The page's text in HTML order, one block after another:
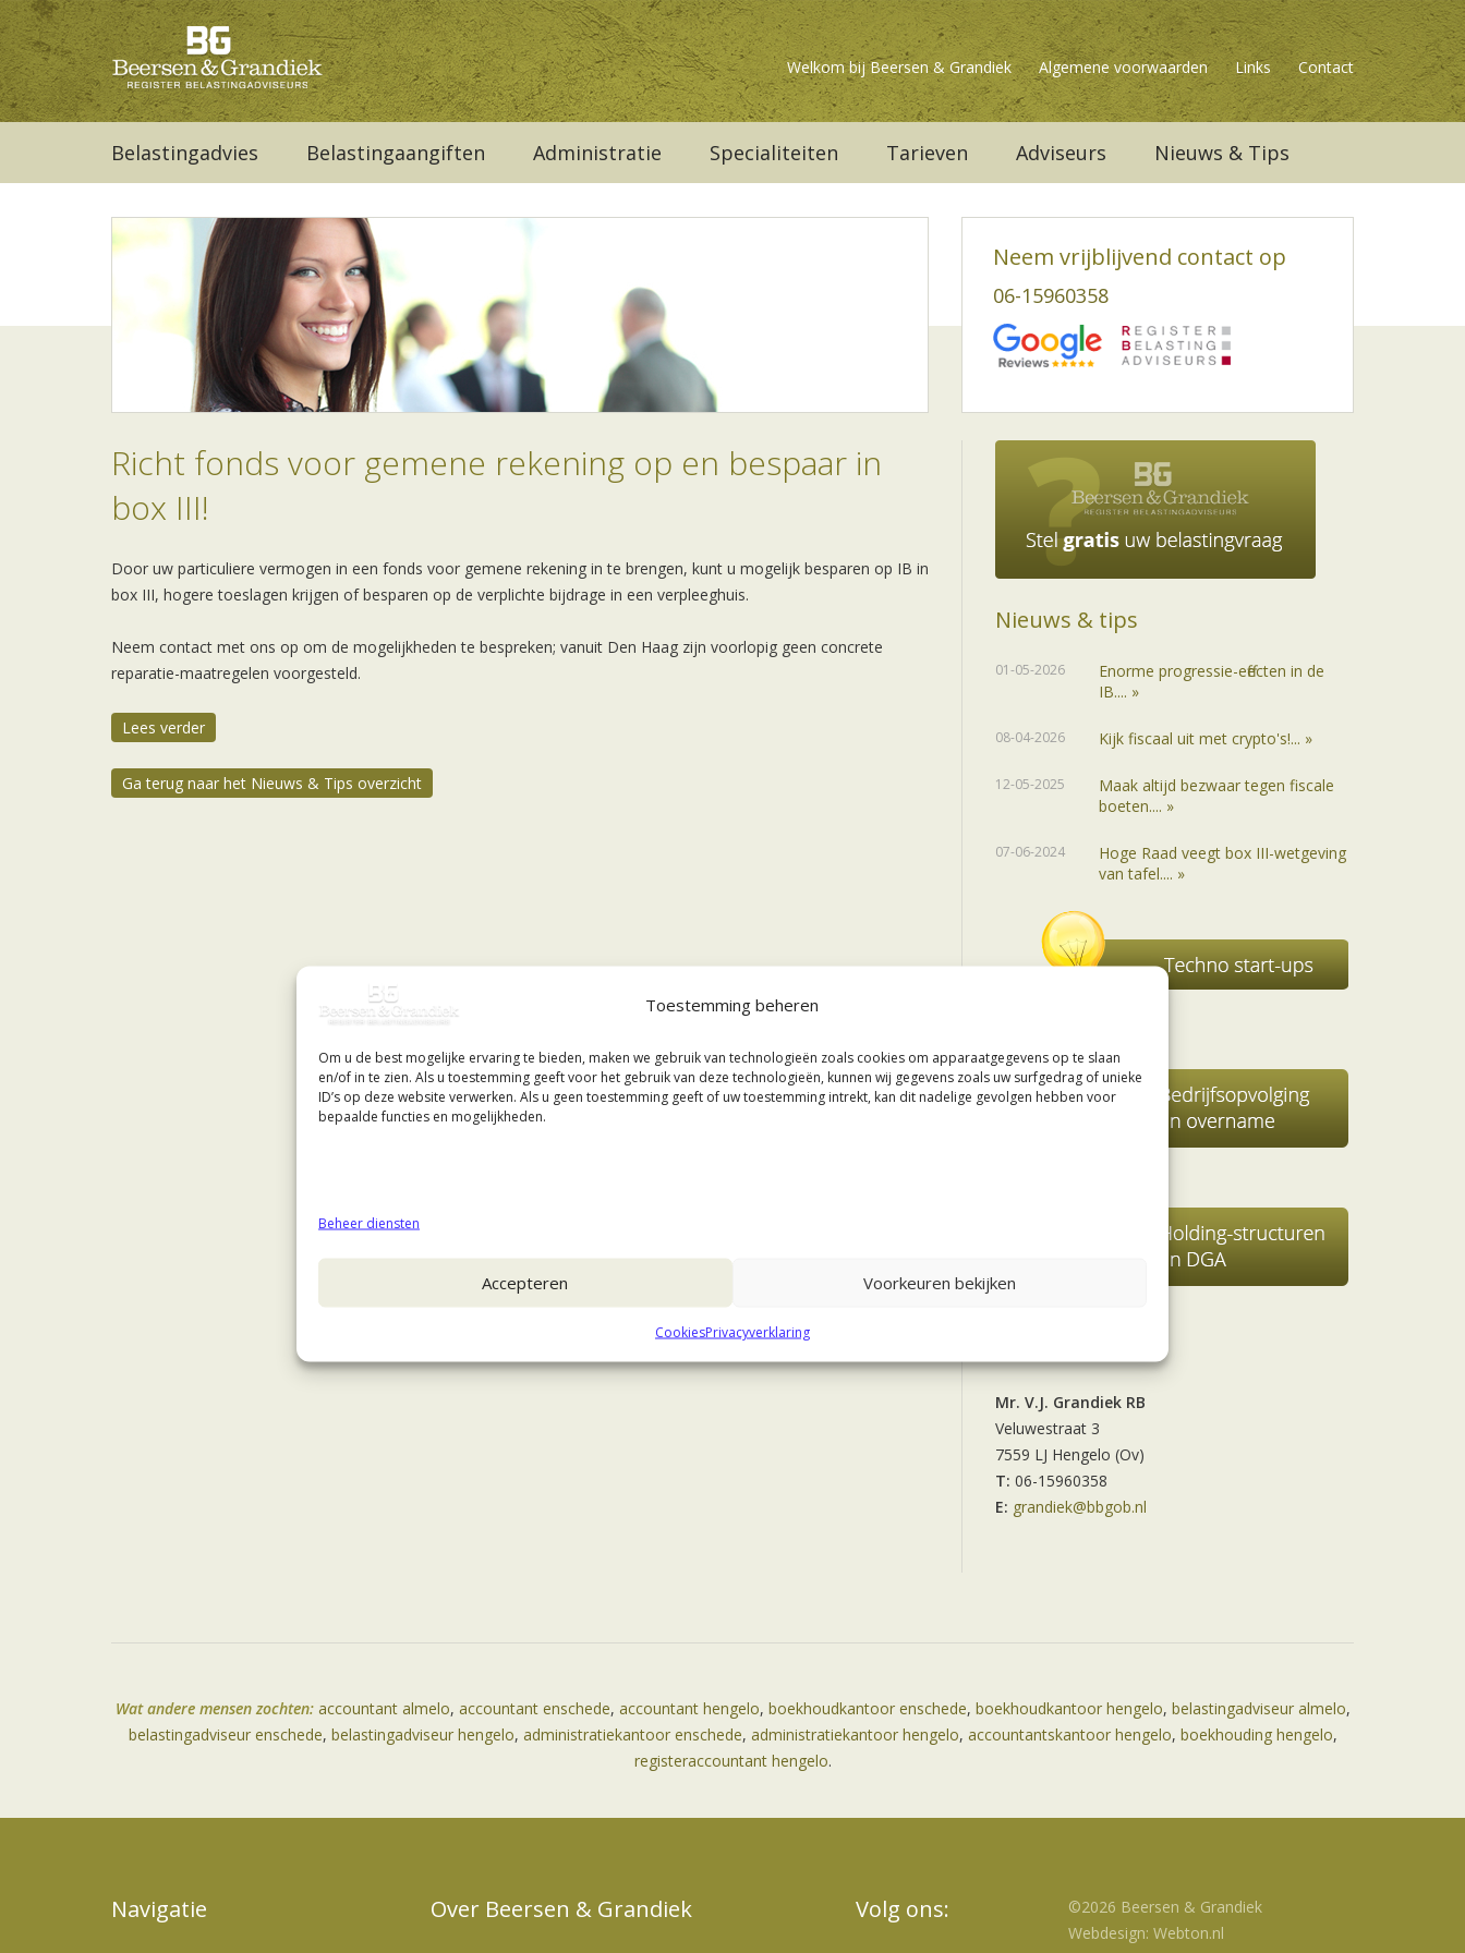
Toestemming beheren
Om u de best mogelijke ervaring te bieden, maken we gebruik van technologieën zoals cookies om apparaatgegevens op te slaan
en/of in te zien. Als u toestemming geeft voor het gebruik van deze technologieën, kunnen wij gegevens zoals uw surfgedrag of unieke
ID’s op deze website verwerken. Als u geen toestemming geeft of uw toestemming intrekt, kan dit nadelige gevolgen hebben voor
bepaalde functies en mogelijkheden.
Beheer diensten
Accepteren Voorkeuren bekijken
CookiesPrivacyverklaring
Welkom bij Beersen & Grandiek Algemene voorwaarden Links Contact
Belastingadvies Belastingaangiften Administratie Specialiteiten Tarieven Adviseurs Nieuws & Tips
Neem vrijblijvend contact op
06-15960358
Richt fonds voor gemene rekening op en bespaar in
box III!
Door uw particuliere vermogen in een fonds voor gemene rekening in te brengen, kunt u mogelijk besparen op IB in
box III, hogere toeslagen krijgen of besparen op de verplichte bijdrage in een verpleeghuis.
Neem contact met ons op om de mogelijkheden te bespreken; vanuit Den Haag zijn voorlopig geen concrete
reparatie-maatregelen voorgesteld.
Lees verder
Ga terug naar het Nieuws & Tips overzicht
Nieuws & tips
01-05-2026
Enorme progressie-effecten in de
IB.... »
08-04-2026 Kijk fiscaal uit met crypto's!... »
12-05-2025
Maak altijd bezwaar tegen fiscale
boeten.... »
07-06-2024
Hoge Raad veegt box III-wetgeving
van tafel.... »
Mr. V.J. Grandiek RB
Veluwestraat 3
7559 LJ Hengelo (Ov)
T: 06-15960358
E: grandiek@bbgob.nl
Wat andere mensen zochten: accountant almelo, accountant enschede, accountant hengelo, boekhoudkantoor enschede, boekhoudkantoor hengelo, belastingadviseur almelo,
belastingadviseur enschede, belastingadviseur hengelo, administratiekantoor enschede, administratiekantoor hengelo, accountantskantoor hengelo, boekhouding hengelo,
registeraccountant hengelo.
Navigatie Over Beersen & Grandiek Volg ons:
©2026 Beersen & Grandiek
Webdesign: Webton.nl